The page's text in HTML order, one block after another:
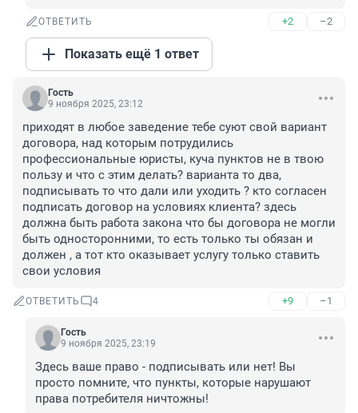
ОТВЕТИТЬ +2 –2
Показать ещё 1 ответ
Гость
9 ноября 2025, 23:12
приходят в любое заведение тебе суют свой вариант
договора, над которым потрудились
профессиональные юристы, куча пунктов не в твою
пользу и что с этим делать? варианта то два,
подписывать то что дали или уходить ? кто согласен
подписать договор на условиях клиента? здесь
должна быть работа закона что бы договора не могли
быть односторонними, то есть только ты обязан и
должен , а тот кто оказывает услугу только ставить
свои условия
ОТВЕТИТЬ 4 +9 –1
Гость
9 ноября 2025, 23:19
Здесь ваше право - подписывать или нет! Вы
просто помните, что пункты, которые нарушают
права потребителя ничтожны!